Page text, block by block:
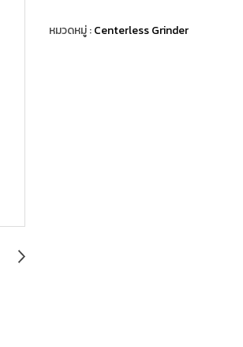
หมวดหมู่ :Centerless Grinder